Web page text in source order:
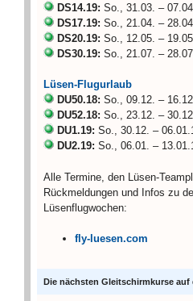
DS14.19: So., 31.03. –
DS17.19: So., 21.04. –
DS20.19: So., 12.05. –
DS30.19: So., 21.07. –
Lüsen-Flugurlaub
DU50.18: So., 09.12. –
DU52.18: So., 23.12. –
DU1.19: So., 30.12. –
DU2.19: So., 06.01. –
Alle Termine, den Lüsen-
Rückmeldungen und Infos zu
Lüsenflugwochen:
fly-luesen.com
Die nächsten Gleitschirmkurse auf